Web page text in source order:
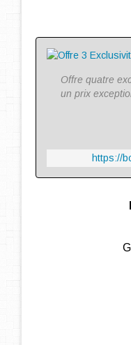
Offre quatre
un prix
https://